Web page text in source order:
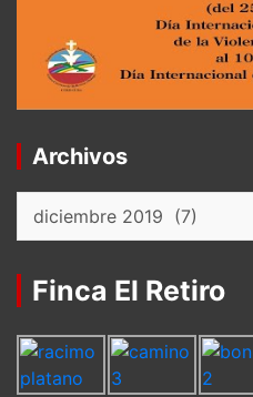
Archivos
Archivos
Finca El Retiro